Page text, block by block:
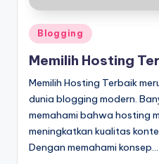
Posted
Blogging
Memilih Hosting
Memilih Hosting Terbaik
dunia blogging modern.
memahami bahwa hosting
meningkatkan kualitas
Dengan memahami konsep…